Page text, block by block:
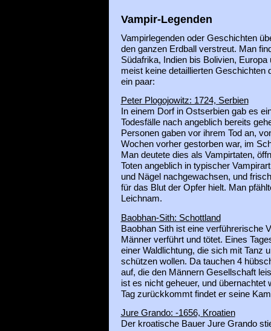
Vampir-Legenden
Vampirlegenden oder Geschichten
den ganzen Erdball verstreut. Man
Südafrika, Indien bis Bolivien,
meist keine detaillierten Geschichten
ein paar:
Peter Plogojowitz: 1724, Serbien
In einem Dorf in Ostserbien gab es
Todesfälle nach angeblich bereits
Personen gaben vor ihrem Tod an,
Wochen vorher gestorben war, im
Man deutete dies als Vampirtaten,
Toten angeblich in typischer
und Nägel nachgewachsen, und
für das Blut der Opfer hielt. Man
Leichnam.
Baobhan-Sith: Schottland
Baobhan Sith ist eine verführerische
Männer verführt und tötet. Eines
einer Waldlichtung, die sich mit Tanz
schützen wollen. Da tauchen 4
auf, die den Männern Gesellschaft
ist es nicht geheuer, und übernachtet
Tag zurückkommt findet er seine
Jure Grando: -1656, Kroatien
Der kroatische Bauer Jure Grando